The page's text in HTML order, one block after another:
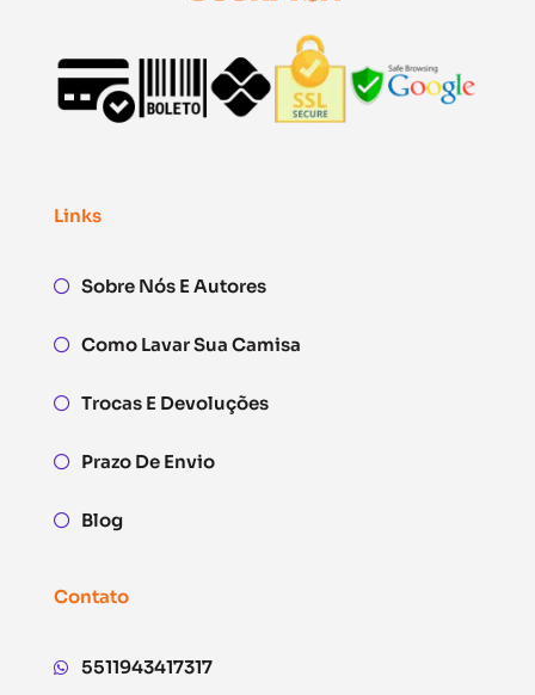
Links
Sobre Nós E Autores
Como Lavar Sua Camisa
Trocas E Devoluções
Prazo De Envio
Blog
Contato
5511943417317